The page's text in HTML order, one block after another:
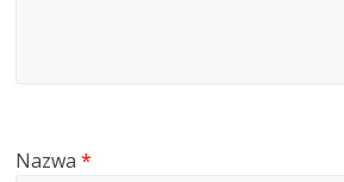
Nazwa*